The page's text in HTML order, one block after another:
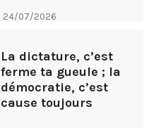
24/07/2026
La dictature, c’est
ferme ta gueule ; la
démocratie, c’est
cause toujours